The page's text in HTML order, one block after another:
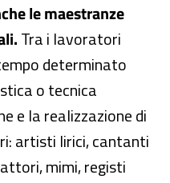
le maestranze
Tra i lavoratori
determinato
o tecnica
e la realizzazione di
artisti lirici, cantanti
mimi, registi